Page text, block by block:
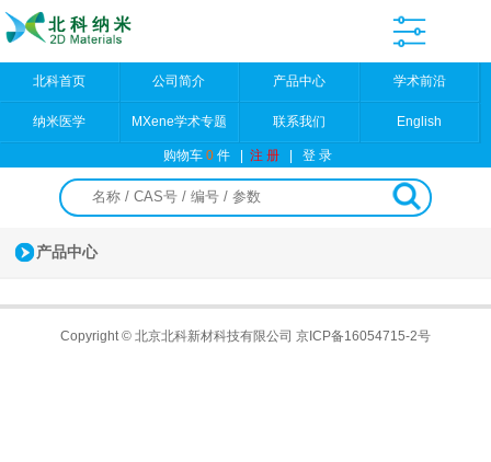
北科首页 公司简介 产品中心 学术前沿
纳米医学 MXene学术专题 联系我们 English
购物车0件 |注 册 |登 录
产品中心
Copyright © 北京北科新材科技有限公司 京ICP备16054715-2号